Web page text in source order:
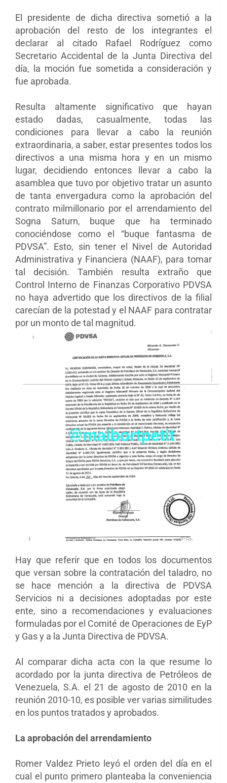
El presidente de dicha directiva sometió a la
aprobación del resto de los integrantes el
declarar al citado Rafael Rodríguez como
Secretario Accidental de la Junta Directiva del
día, la moción fue sometida a consideración y
fue aprobada.
Resulta altamente significativo que hayan
estado dadas, casualmente, todas las
condiciones para llevar a cabo la reunión
extraordinaria, a saber, estar presentes todos los
directivos a una misma hora y en un mismo
lugar, decidiendo entonces llevar a cabo la
asamblea que tuvo por objetivo tratar un asunto
de tanta envergadura como la aprobación del
contrato milmillonario por el arrendamiento del
Sogna Saturn, buque que ha terminado
conociéndose como el “buque fantasma de
PDVSA”. Esto, sin tener el Nivel de Autoridad
Administrativa y Financiera (NAAF), para tomar
tal decisión. También resulta extraño que
Control Interno de Finanzas Corporativo PDVSA
no haya advertido que los directivos de la filial
carecían de la potestad y el NAAF para contratar
por un monto de tal magnitud.
Hay que referir que en todos los documentos
que versan sobre la contratación del taladro, no
se hace mención a la directiva de PDVSA
Servicios ni a decisiones adoptadas por este
ente, sino a recomendaciones y evaluaciones
formuladas por el Comité de Operaciones de EyP
y Gas y a la Junta Directiva de PDVSA.
Al comparar dicha acta con la que resume lo
acordado por la junta directiva de Petróleos de
Venezuela, S.A. el 21 de agosto de 2010 en la
reunión 2010-10, es posible ver varias similitudes
en los puntos tratados y aprobados.
La aprobación del arrendamiento
Romer Valdez Prieto leyó el orden del día en el
cual el punto primero planteaba la conveniencia